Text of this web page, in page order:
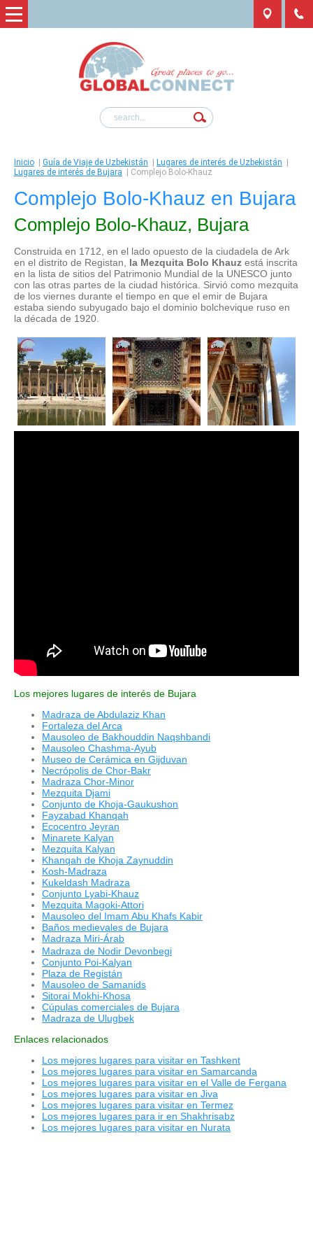
Inicio Guía de Viaje de Uzbekistán Lugares de interés de Uzbekistán
Lugares de interés de Bujara
Complejo Bolo-Khauz
Complejo Bolo-Khauz en Bujara
Complejo Bolo-Khauz, Bujara
Construida en 1712, en el lado opuesto de la ciudadela de Ark
en el distrito de Registan, la Mezquita Bolo Khauz está inscrita
en la lista de sitios del Patrimonio Mundial de la UNESCO junto
con las otras partes de la ciudad histórica. Sirvió como mezquita
de los viernes durante el tiempo en que el emir de Bujara
estaba siendo subyugado bajo el dominio bolchevique ruso en
la década de 1920.
Los mejores lugares de interés de Bujara
Madraza de Abdulaziz Khan
Fortaleza del Arca
Mausoleo de Bakhouddin Naqshbandi
Mausoleo Chashma-Ayub
Museo de Cerámica en Gijduvan
Necrópolis de Chor-Bakr
Madraza Chor-Minor
Mezquita Djami
Conjunto de Khoja-Gaukushon
Fayzabad Khanqah
Ecocentro Jeyran
Minarete Kalyan
Mezquita Kalyan
Khanqah de Khoja Zaynuddin
Kosh-Madraza
Kukeldash Madraza
Conjunto Lyabi-Khauz
Mezquita Magoki-Attori
Mausoleo del Imam Abu Khafs Kabir
Baños medievales de Bujara
Madraza Miri-Árab
Madraza de Nodir Devonbegi
Conjunto Poi-Kalyan
Plaza de Registán
Mausoleo de Samanids
Sitorai Mokhi-Khosa
Cúpulas comerciales de Bujara
Madraza de Ulugbek
Enlaces relacionados
Los mejores lugares para visitar en Tashkent
Los mejores lugares para visitar en Samarcanda
Los mejores lugares para visitar en el Valle de Fergana
Los mejores lugares para visitar en Jiva
Los mejores lugares para visitar en Termez
Los mejores lugares para ir en Shakhrisabz
Los mejores lugares para visitar en Nurata